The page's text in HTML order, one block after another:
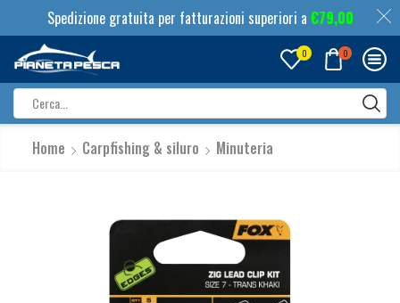
Spedizione gratuita per fatturazioni superiori a €79,00
0 0
input
Home Carpfishing & siluro Minuteria